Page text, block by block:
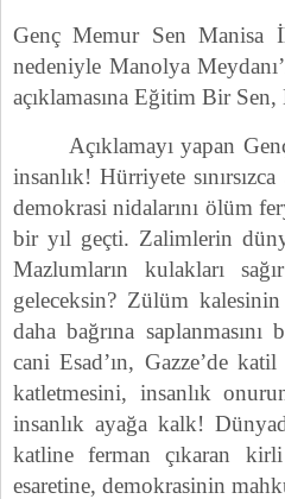
Genç Memur Sen Manisa
nedeniyle Manolya
açıklamasına Eğitim Bir
Açıklamayı yapan Genç
insanlık! Hürriyete
demokrasi nidalarını ölüm
bir yıl geçti. Zalimlerin
Mazlumların kulakları
geleceksin? Zülüm
daha bağrına saplanmasını
cani Esad’ın, Gazze’de
katletmesini, insanlık
insanlık ayağa kalk!
katline ferman çıkaran
esaretine, demokrasinin